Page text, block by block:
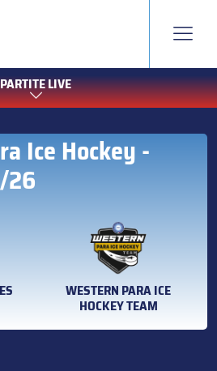
PARTITE LIVE
Ice Hockey -
26
WESTERN PARA ICE
HOCKEY TEAM